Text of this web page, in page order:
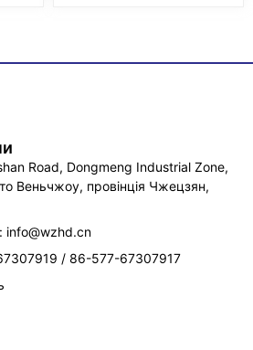
Road, Dongmeng Industrial Zone,
Веньчжоу, провінція Чжецзян,
info@wzhd.cn
/ 86-577-67307917